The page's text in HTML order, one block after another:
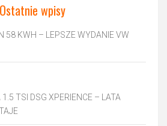
Ostatnie wpisy
58 KWH – LEPSZE WYDANIE VW
TSI DSG XPERIENCE – LATA